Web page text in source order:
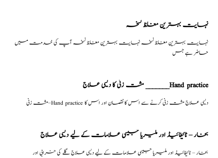
نہایت بہترین مغلظ نسخہ
نہایت بہترین مغلظ نسخہ نہایت بہترین مغلظ نسخہ آپ کی خدمت میں
حاضر ہے جس
مشت زنی کا دیسی علاج _______Hand practice
مشت زنی–Hand practice دیسی علاج مشت زنی کرنے سے اس کا نقصان اور اس کا
بخار – ٹائیفائیڈ اور ملیریا جیسی علامات کے لیے دیسی علاج
بخار – ٹائیفائیڈ اور ملیریا جیسی علامات کے لیے دیسی علاج گلے کی خرابی اور